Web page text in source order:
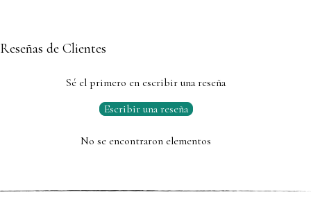
Reseñas de Clientes
Sé el primero en escribir una reseña
Escribir una reseña
No se encontraron elementos